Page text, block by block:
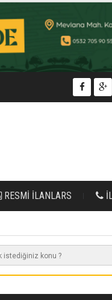
RESMİ İLANLARS